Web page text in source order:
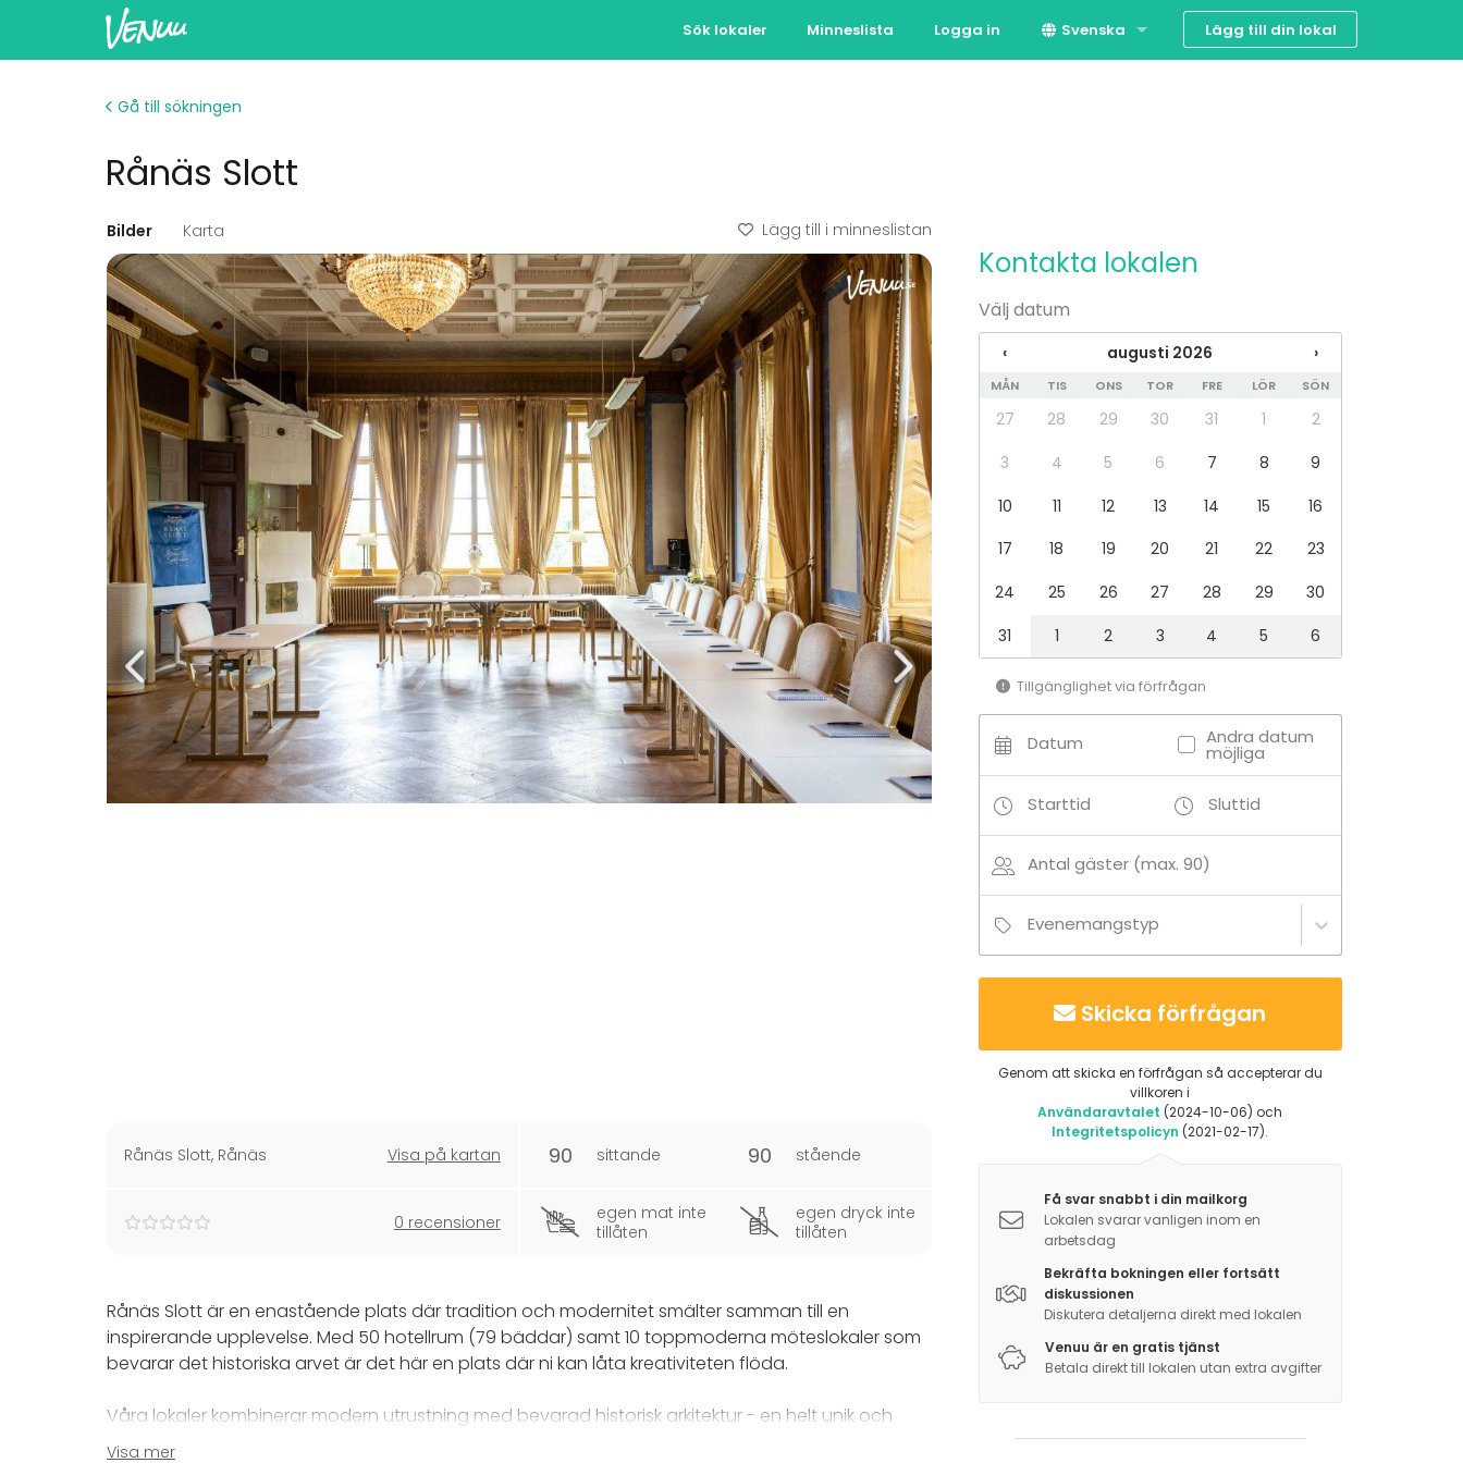
Sök lokaler Minneslista Logga in Svenska Lägg till din lokal
Gå till sökningen
Rånäs Slott
Bilder Karta Lägg till i minneslistan
Rånäs Slott, Rånäs Visa på kartan
0 recensioner
90 sittande 90 stående
egen mat inte
tillåten
egen dryck inte
tillåten
Rånäs Slott är en enastående plats där tradition och modernitet smälter samman till en
inspirerande upplevelse. Med 50 hotellrum (79 bäddar) samt 10 toppmoderna möteslokaler som
bevarar det historiska arvet är det här en plats där ni kan låta kreativiteten flöda.
Våra lokaler kombinerar modern utrustning med bevarad historisk arkitektur - en helt unik och
inspirerande miljö för ditt möte. Våra konferenspaket inkluderar övernattning med smakfulla
Visa mer
Kontakta lokalen
Välj datum
‹ augusti 2026 ›
MÅN TIS ONS TOR FRE LÖR SÖN
27 28 29 30 31 1
2
3
4 5 6 7 8
9
10
11 12 13 14 15
16
17
18 19 20 21 22
23
24
25 26 27 28 29
30
31
1 2 3 4 5 6
Tillgänglighet via förfrågan
Datum Andra datum
möjliga
Starttid Sluttid
Antal gäster (max. 90)
Evenemangstyp
Skicka förfrågan
Genom att skicka en förfrågan så accepterar du
villkoren i
Användaravtalet (2024-10-06) och
Integritetspolicyn (2021-02-17).
Få svar snabbt i din mailkorg
Lokalen svarar vanligen inom en
arbetsdag
Bekräfta bokningen eller fortsätt
diskussionen
Diskutera detaljerna direkt med lokalen
Venuu är en gratis tjänst
Betala direkt till lokalen utan extra avgifter